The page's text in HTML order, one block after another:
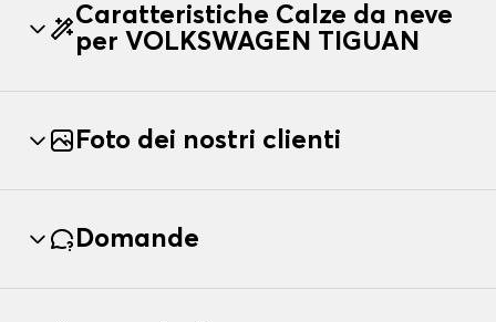
Caratteristiche Calze da neve
per VOLKSWAGEN TIGUAN
Foto dei nostri clienti
Domande